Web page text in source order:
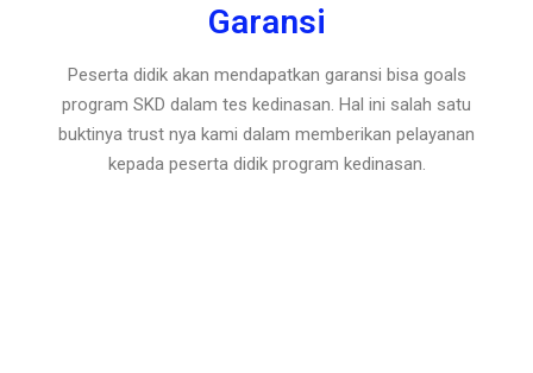
Garansi
Peserta didik akan mendapatkan garansi bisa goals
program SKD dalam tes kedinasan. Hal ini salah satu
buktinya trust nya kami dalam memberikan pelayanan
kepada peserta didik program kedinasan.